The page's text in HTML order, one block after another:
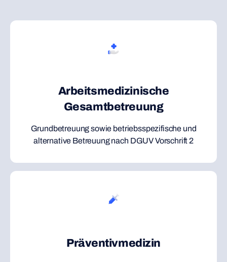
Arbeitsmedizinische
Gesamtbetreuung
Grundbetreuung sowie betriebsspezifische und
alternative Betreuung nach DGUV Vorschrift 2
Präventivmedizin